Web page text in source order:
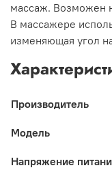
массаж. Возможен
В массажере
изменяющая угол
Производитель
Модель
Напряжение